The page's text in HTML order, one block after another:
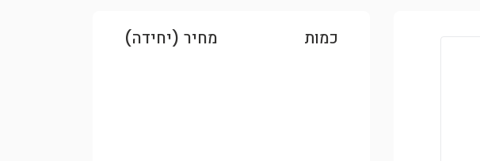
כמות מחיר (יחידה)